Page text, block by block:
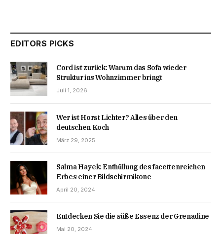
EDITORS PICKS
Cord ist zurück: Warum das Sofa wieder
Struktur ins Wohnzimmer bringt
Juli 1, 2026
Wer ist Horst Lichter? Alles über den
deutschen Koch
März 29, 2025
Salma Hayek: Enthüllung des facettenreichen
Erbes einer Bildschirmikone
April 20, 2024
Entdecken Sie die süße Essenz der Grenadine
Mai 20, 2024